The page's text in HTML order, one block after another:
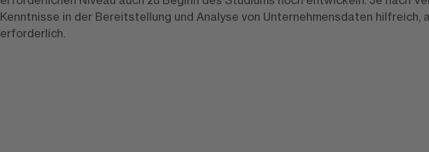
Kenntnisse in der Bereitstellung und Analyse von Unternehmensdaten hilfreich,
erforderlich.